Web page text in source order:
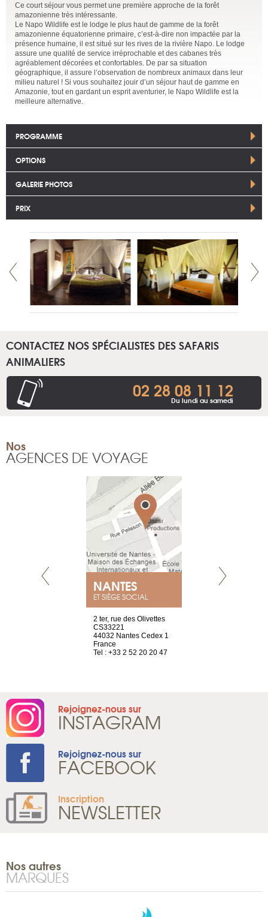
Ce court séjour vous permet une première approche de la forêt
amazonienne très intéressante.
Le Napo Wildlife est le lodge le plus haut de gamme de la forêt
amazonienne équatorienne primaire, c’est-à-dire non impactée par la
présence humaine, il est situé sur les rives de la rivière Napo. Le lodge
assure une qualité de service irréprochable et des cabanes très
agréablement décorées et confortables. De par sa situation
géographique, il assure l’observation de nombreux animaux dans leur
milieu naturel ! Si vous souhaitez jouir d’un séjour haut de gamme en
Amazonie, tout en gardant un esprit aventurier, le Napo Wildlife est la
meilleure alternative.
PROGRAMME
OPTIONS
GALERIE PHOTOS
PRIX
CONTACTEZ NOS SPÉCIALISTES DES SAFARIS
ANIMALIERS
02 28 08 11 12
Du lundi au samedi
Nos
AGENCES DE VOYAGE
NANTES
ET SIÈGE SOCIAL
2 ter, rue des Olivettes
CS33221
44032 Nantes Cedex 1
France
Tel : +33 2 52 20 20 47
Rejoignez-nous sur
INSTAGRAM
Rejoignez-nous sur
FACEBOOK
Inscription
NEWSLETTER
Nos autres
MARQUES